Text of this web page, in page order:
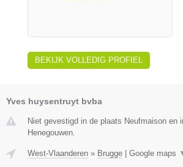
BEKIJK VOLLEDIG PROFIEL
Yves huysentruyt bvba
Niet gevestigd in de plaats Neufmaison en
Henegouwen.
West-Vlaanderen » Brugge | Google maps